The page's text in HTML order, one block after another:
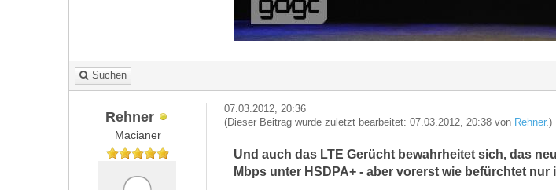
Suchen
Rehner
Macianer
07.03.2012, 20:36
(Dieser Beitrag wurde zuletzt bearbeitet: 07.03.2012, 20:38 von Rehner.)
Und auch das LTE Gerücht bewahrheitet sich, das
Mbps unter HSDPA+ - aber vorerst wie befürchtet nur